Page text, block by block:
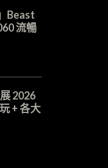
Beast
流暢
2026
+ 各大